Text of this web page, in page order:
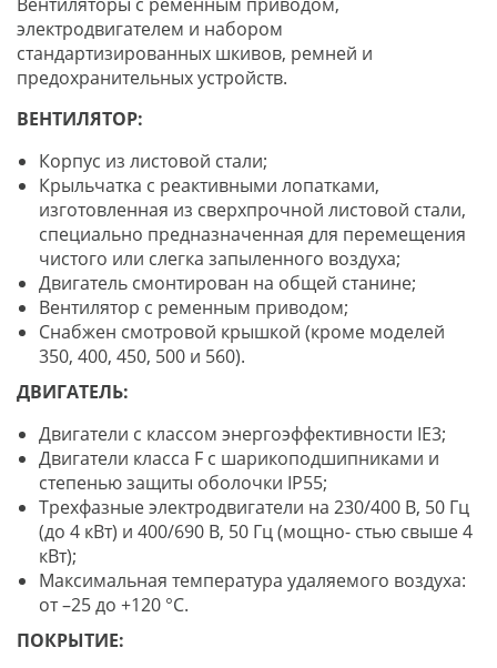
электродвигателем и набором
стандартизированных шкивов, ремней и
предохранительных устройств.
ВЕНТИЛЯТОР:
Корпус из листовой стали;
Крыльчатка с реактивными лопатками,
изготовленная из сверхпрочной листовой стали,
специально предназначенная для перемещения
чистого или слегка запыленного воздуха;
Двигатель смонтирован на общей станине;
Вентилятор с ременным приводом;
Снабжен смотровой крышкой (кроме моделей
350, 400, 450, 500 и 560).
ДВИГАТЕЛЬ:
Двигатели с классом энергоэффективности IE3;
Двигатели класса F с шарикоподшипниками и
степенью защиты оболочки IP55;
Трехфазные электродвигатели на 230/400 В, 50 Гц
(до 4 кВт) и 400/690 В, 50 Гц (мощно- стью свыше 4
кВт);
Максимальная температура удаляемого воздуха:
от –25 до +120 °C.
ПОКРЫТИЕ: